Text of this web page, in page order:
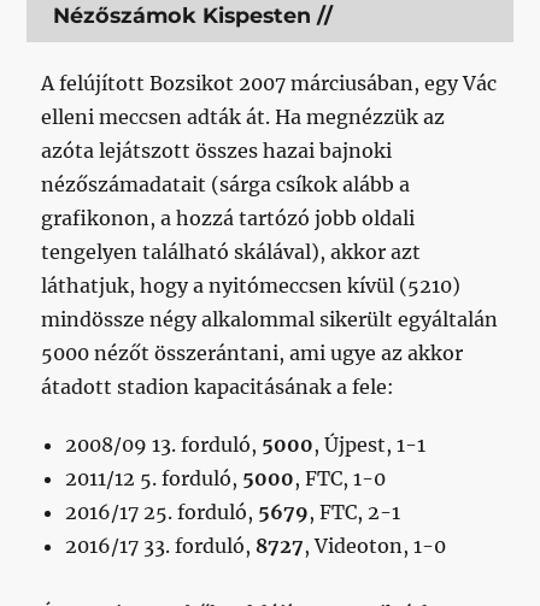
Nézőszámok Kispesten //
A felújított Bozsikot 2007 márciusában, egy Vác
elleni meccsen adták át. Ha megnézzük az
azóta lejátszott összes hazai bajnoki
nézőszámadatait (sárga csíkok alább a
grafikonon, a hozzá tartózó jobb oldali
tengelyen található skálával), akkor azt
láthatjuk, hogy a nyitómeccsen kívül (5210)
mindössze négy alkalommal sikerült egyáltalán
5000 nézőt összerántani, ami ugye az akkor
átadott stadion kapacitásának a fele:
2008/09 13. forduló, 5000, Újpest, 1-1
2011/12 5. forduló, 5000, FTC, 1-0
2016/17 25. forduló, 5679, FTC, 2-1
2016/17 33. forduló, 8727, Videoton, 1-0